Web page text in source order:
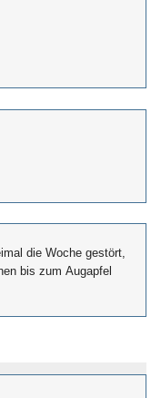
die Woche gestört,
bis zum Augapfel